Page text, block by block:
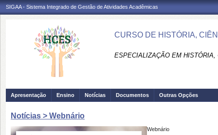
SIGAA - Sistema Integrado de Gestão de Atividades Acadêmicas
CURSO DE HISTÓRIA,
ESPECIALIZAÇÃO EM
Apresentação Ensino Notícias Documentos Outras Opções
Notícias > Webnário
Webnário